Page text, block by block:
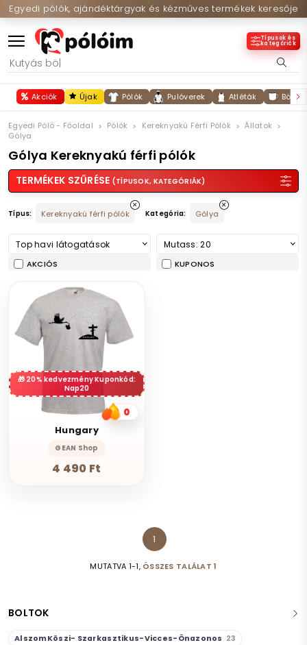
Egyedi pólók, ajándéktárgyak és kézműves termékek keresője
Típusok és
kategóriák
Akciók Újak Pólók Pulóverek Atléták
BOLTOK
AlszomKöszi- Szarkasztikus-Vicces-Önazonos 23
Egyedi Póló - Főoldal Pólók Kereknyakú Férfi Pólók
Állatok
Gólya
Gólya Kereknyakú férfi pólók
TERMÉKEK SZŰRÉSE (TÍPUSOK, KATEGÓRIÁK)
Típus: Kereknyakú férfi pólók Kategória: Gólya
Top havi látogatások Mutass: 20
AKCIÓS KUPONOS
20% kedvezmény Kuponkód:
Nap20
0
Hungary
GEAN Shop
4 490 Ft
MUTATVA 1-1, ÖSSZES TALÁLAT 1
1